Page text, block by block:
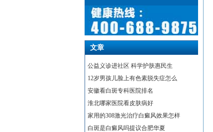
文章
公益义诊进社区 科学护肤惠民生
12岁男孩儿脸上有色素脱失症怎么
安徽看白斑专科医院排名
淮北哪家医院看皮肤病好
家用的308激光治疗白癜风效果怎样
白斑是白癜风吗提议合肥华夏